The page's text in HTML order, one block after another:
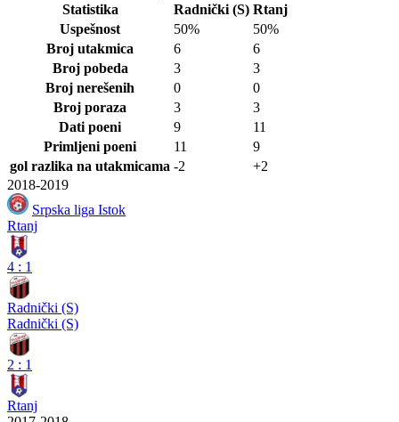
Statistika
Radnički (S) Rtanj
Uspešnost
50%
50%
Broj utakmica
6
6
Broj pobeda
3
3
Broj nerešenih
0
0
Broj poraza
3
3
Dati poeni
9
11
Primljeni poeni
11
9
gol razlika na utakmicama -2
+2
2018-2019
Srpska liga Istok
Rtanj
4 : 1
Radnički (S)
Radnički (S)
2 : 1
Rtanj